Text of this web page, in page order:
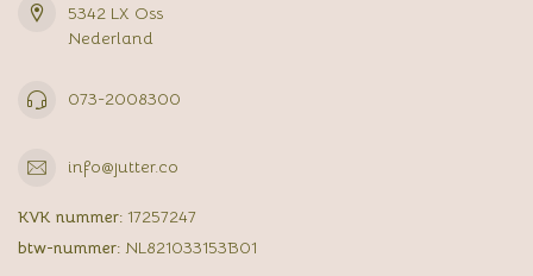
5342 LX Oss
Nederland
073-2008300
info@jutter.co
KVK nummer: 17257247
btw-nummer: NL821033153B01